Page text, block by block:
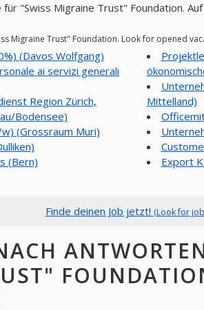
"Swiss Migraine Trust" Foundation.
Migraine Trust" Foundation. Look for opened
(Davos Wolfgang)
ai servizi generali
Region Zürich,
Bodensee)
(Grossraum Muri)
(Bern)
Mittelland)
Export
Finde deinen Job jetzt! (Look for